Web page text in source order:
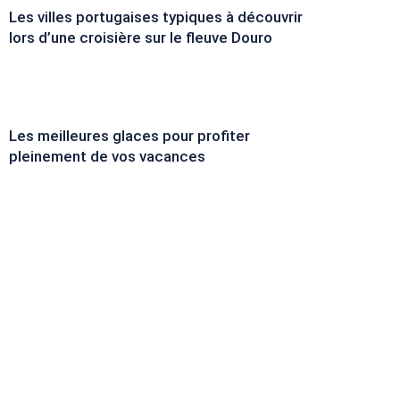
Les villes portugaises typiques à découvrir
lors d’une croisière sur le fleuve Douro
Les meilleures glaces pour profiter
pleinement de vos vacances